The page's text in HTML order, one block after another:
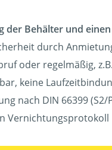
der Behälter und
durch
oder regelmäßig,
keine
nach DIN 66399 (S2/
Vernichtungsprotokoll